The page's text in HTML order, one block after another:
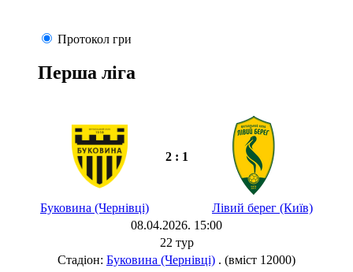
Протокол гри
Перша ліга
2 : 1
Буковина (Чернівці)
Лівий берег (Київ)
08.04.2026. 15:00
22 тур
Стадіон: Буковина (Чернівці) . (вміст 12000)